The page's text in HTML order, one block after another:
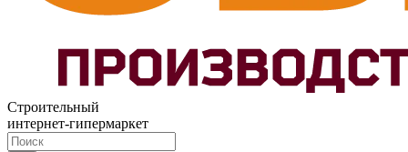
Строительный
интернет-гипермаркет